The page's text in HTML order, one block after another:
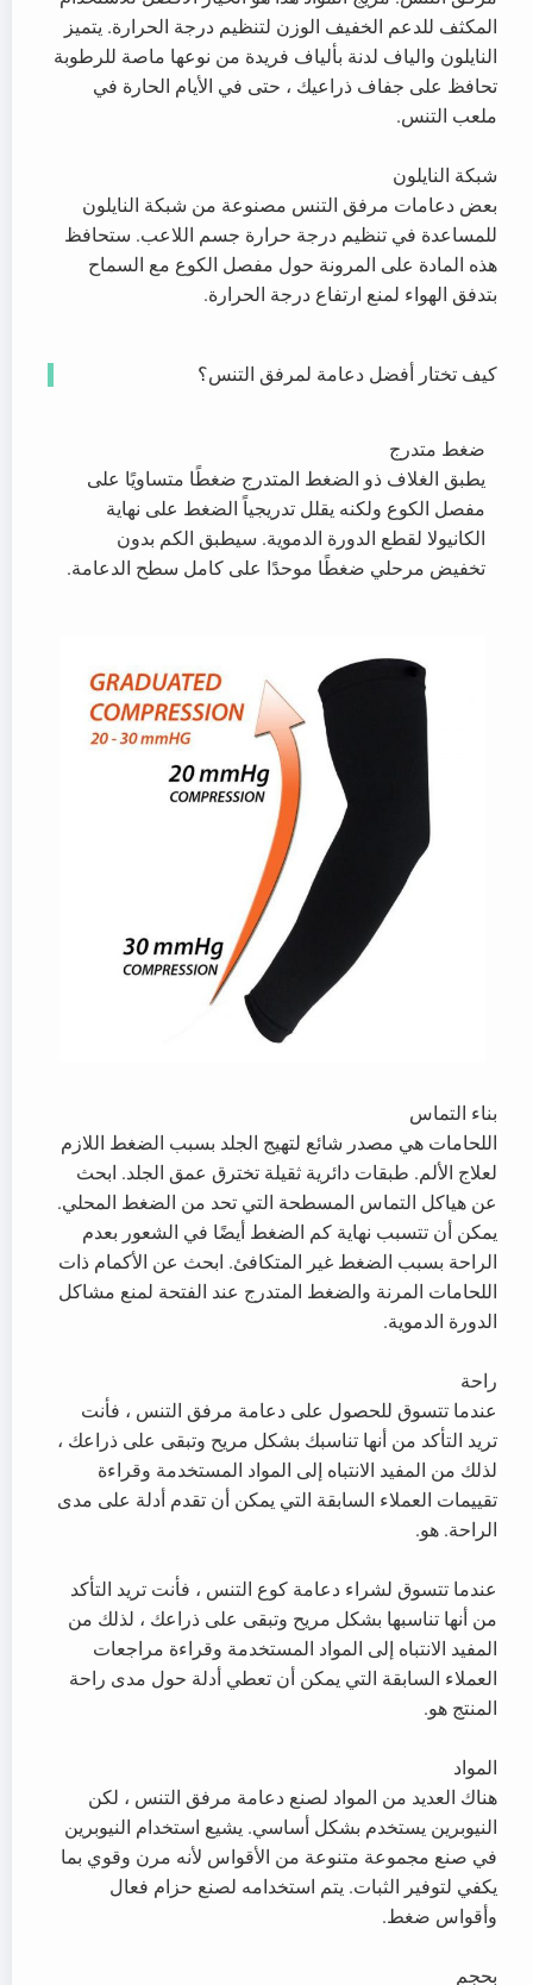
المكثف للدعم الخفيف الوزن لتنظيم درجة الحرارة. يتميز
النايلون والياف لدنة بألياف فريدة من نوعها ماصة للرطوبة
تحافظ على جفاف ذراعيك ، حتى في الأيام الحارة في
ملعب التنس.
شبكة النايلون
بعض دعامات مرفق التنس مصنوعة من شبكة النايلون
للمساعدة في تنظيم درجة حرارة جسم اللاعب. ستحافظ
هذه المادة على المرونة حول مفصل الكوع مع السماح
بتدفق الهواء لمنع ارتفاع درجة الحرارة.
كيف تختار أفضل دعامة لمرفق التنس؟
ضغط متدرج
يطبق الغلاف ذو الضغط المتدرج ضغطًا متساويًا على
مفصل الكوع ولكنه يقلل تدريجياً الضغط على نهاية
الكانيولا لقطع الدورة الدموية. سيطبق الكم بدون
تخفيض مرحلي ضغطًا موحدًا على كامل سطح الدعامة.
بناء التماس
اللحامات هي مصدر شائع لتهيج الجلد بسبب الضغط اللازم
لعلاج الألم. طبقات دائرية ثقيلة تخترق عمق الجلد. ابحث
عن هياكل التماس المسطحة التي تحد من الضغط المحلي.
يمكن أن تتسبب نهاية كم الضغط أيضًا في الشعور بعدم
الراحة بسبب الضغط غير المتكافئ. ابحث عن الأكمام ذات
اللحامات المرنة والضغط المتدرج عند الفتحة لمنع مشاكل
الدورة الدموية.
راحة
عندما تتسوق للحصول على دعامة مرفق التنس ، فأنت
تريد التأكد من أنها تناسبك بشكل مريح وتبقى على ذراعك ،
لذلك من المفيد الانتباه إلى المواد المستخدمة وقراءة
تقييمات العملاء السابقة التي يمكن أن تقدم أدلة على مدى
الراحة. هو.
عندما تتسوق لشراء دعامة كوع التنس ، فأنت تريد التأكد
من أنها تناسبها بشكل مريح وتبقى على ذراعك ، لذلك من
المفيد الانتباه إلى المواد المستخدمة وقراءة مراجعات
العملاء السابقة التي يمكن أن تعطي أدلة حول مدى راحة
المنتج هو.
المواد
هناك العديد من المواد لصنع دعامة مرفق التنس ، لكن
النيوبرين يستخدم بشكل أساسي. يشيع استخدام النيوبرين
في صنع مجموعة متنوعة من الأقواس لأنه مرن وقوي بما
يكفي لتوفير الثبات. يتم استخدامه لصنع حزام فعال
وأقواس ضغط.
بحجم